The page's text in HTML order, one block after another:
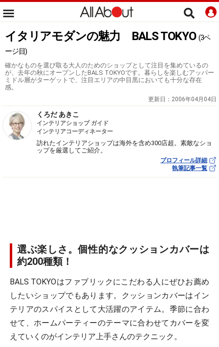
イタリアモダンの魅力 BALS TOKYO (3ペ
ージ目)
確かなものを選び取る大人のためのショップとして注目を集めているの
が、去年の秋にオープンしたBALS TOKYOです。暮らしを楽しむアッパー
ミドル層がターゲットで、注目エリアの中目黒においても十分な存在
感。
更新日： 2006年04月04日
くろだ あきこ
インテリアショップ ガイド
インテリアコーディネーター
訪れたインテリアショップは海外を含め300店超。素敵なショ
ップを厳選してご紹介。
プロフィール詳細
執筆記事一覧
選ぶ楽しさ。個性的なクッションカバーは
約200種類！
BALS TOKYOはファブリックにこだわる人にぜひお薦め
したいショップでもあります。クッションカバーはイン
テリアのスパイスとして大活躍のアイテム。季節に合わ
せて、ホームパーティーのテーマに合わせてカバーを変
えていくのがインテリア上手さんのテクニック。